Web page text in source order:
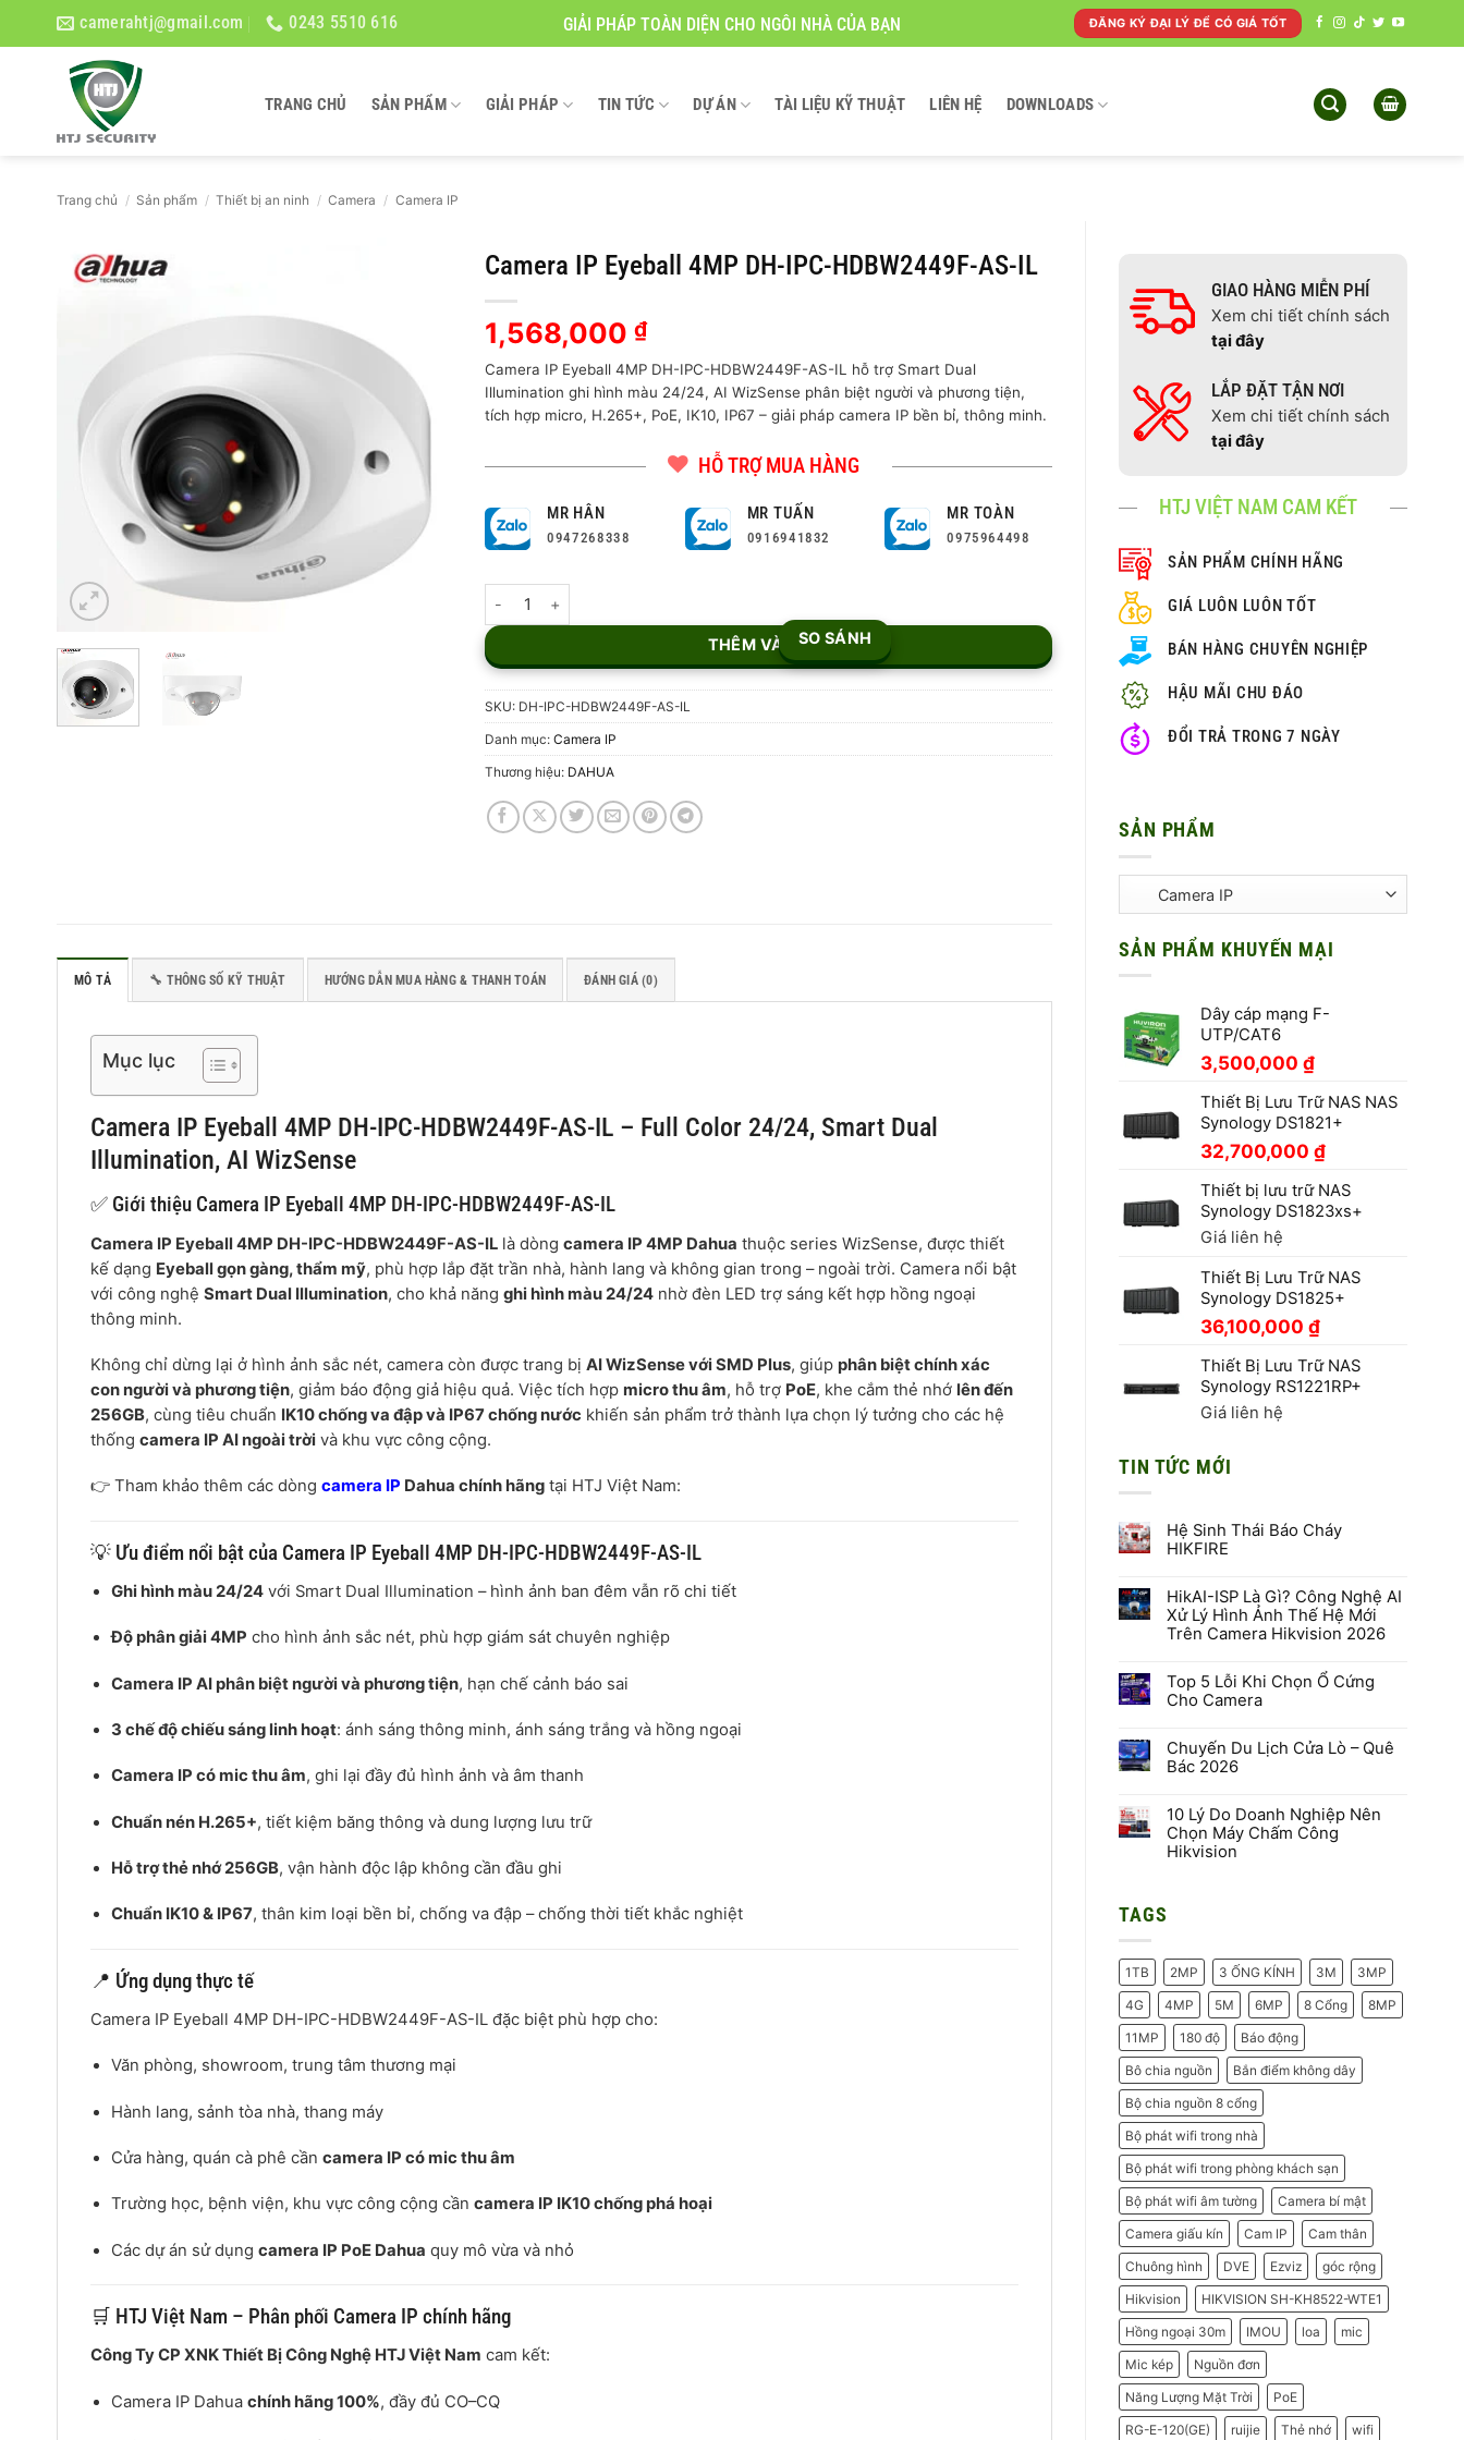
camerahtj@gmail.com 0243 5510 616 GIẢI PHÁP TOÀN DIỆN CHO NGÔI NHÀ CỦA BẠN ĐĂNG KÝ ĐẠI LÝ ĐỂ CÓ GIÁ TỐT
TRANG CHỦ SẢN PHẨM GIẢI PHÁP TIN TỨC DỰ ÁN TÀI LIỆU KỸ THUẬT LIÊN HỆ DOWNLOADS
Trang chủ / Sản phẩm / Thiết bị an ninh / Camera / Camera IP
GIAO HÀNG MIỄN PHÍ
Xem chi tiết chính sách
tại đây
LẮP ĐẶT TẬN NƠI
Xem chi tiết chính sách
tại đây
HTJ VIỆT NAM CAM KẾT
SẢN PHẨM CHÍNH HÃNG
GIÁ LUÔN LUÔN TỐT
BÁN HÀNG CHUYÊN NGHIỆP
HẬU MÃI CHU ĐÁO
ĐỔI TRẢ TRONG 7 NGÀY
SẢN PHẨM
SẢN PHẨM KHUYẾN MẠI
Dây cáp mạng F-
UTP/CAT6
3,500,000 ₫
Thiết Bị Lưu Trữ NAS NAS
Synology DS1821+
32,700,000 ₫
Thiết bị lưu trữ NAS
Synology DS1823xs+
Giá liên hệ
Thiết Bị Lưu Trữ NAS
Synology DS1825+
36,100,000 ₫
Thiết Bị Lưu Trữ NAS
Synology RS1221RP+
Giá liên hệ
TIN TỨC MỚI
Hệ Sinh Thái Báo Cháy
HIKFIRE
bình
luận
ở
Hệ
Báo
Cháy
HIKFIRE
HikAI-ISP Là Gì? Công Nghệ AI
Xử Lý Hình Ảnh Thế Hệ Mới
Trên Camera Hikvision 2026
bình
luận
ở
Là
Gì?
Công
Xử
Lý
Hình
Ảnh
Camera
Top 5 Lỗi Khi Chọn Ổ Cứng
Cho Camera
bình
luận
ở
Lỗi
Khi
Chọn
Ổ
Chuyến Du Lịch Cửa Lò – Quê
Bác 2026
bình
luận
ở
Chuyến
–
2026
10 Lý Do Doanh Nghiệp Nên
Chọn Máy Chấm Công
Hikvision
ở
Do
Doanh
Nghiệp
Nên
Chọn
Máy
Chấm
Công
Hikvision
TAGS
1TB 2MP 3 ỐNG KÍNH 3M
3MP
4G
4MP 5M 6MP 8 Cổng
8MP
11MP
180 độ
Báo động
Bô chia nguồn
Bắn điểm không dây
Bộ chia nguồn 8 cổng
Bộ phát wifi trong nhà
Bộ phát wifi trong phòng khách sạn
Bộ phát wifi âm tường
Camera bí mật
Camera giấu kín
Cam IP
Cam thân
Chuông hình
DVE Ezviz
góc rộng
Hikvision
HIKVISION SH-KH8522-WTE1
Hồng ngoại 30m
IMOU loa
mic
Mic kép
Nguồn đơn
Năng Lượng Mặt Trời
PoE
RG-E-120(GE)
ruijie Thẻ nhớ
wifi
Camera IP Eyeball 4MP DH-IPC-HDBW2449F-AS-IL
1,568,000₫
Camera IP Eyeball 4MP DH-IPC-HDBW2449F-AS-IL hỗ trợ Smart Dual
Illumination ghi hình màu 24/24, AI WizSense phân biệt người và phương tiện,
tích hợp micro, H.265+, PoE, IK10, IP67 – giải pháp camera IP bền bỉ, thông minh.
HỖ TRỢ MUA HÀNG
MR HÂN
0947268338
MR TUẤN
0916941832
MR TOÀN
0975964498
Camera IP Eyeball 4MP DH-IPC-HDBW2449F-AS-IL số lượng
THÊM VÀO GIỎSO SÁNH
SKU: DH-IPC-HDBW2449F-AS-IL
Danh mục:Camera IP
Thương hiệu: DAHUA
MÔ TẢ 🔧 THÔNG SỐ KỸ THUẬT HƯỚNG DẪN MUA HÀNG & THANH TOÁN ĐÁNH GIÁ (0)
Mục lục
Camera IP Eyeball 4MP DH-IPC-HDBW2449F-AS-IL – Full Color 24/24, Smart Dual
Illumination, AI WizSense
✅ Giới thiệu Camera IP Eyeball 4MP DH-IPC-HDBW2449F-AS-IL
Camera IP Eyeball 4MP DH-IPC-HDBW2449F-AS-IL là dòng camera IP 4MP Dahua thuộc series WizSense, được thiết
kế dạng Eyeball gọn gàng, thẩm mỹ, phù hợp lắp đặt trần nhà, hành lang và không gian trong – ngoài trời. Camera nổi bật
với công nghệ Smart Dual Illumination, cho khả năng ghi hình màu 24/24 nhờ đèn LED trợ sáng kết hợp hồng ngoại
thông minh.
Không chỉ dừng lại ở hình ảnh sắc nét, camera còn được trang bị AI WizSense với SMD Plus, giúp phân biệt chính xác
con người và phương tiện, giảm báo động giả hiệu quả. Việc tích hợp micro thu âm, hỗ trợ PoE, khe cắm thẻ nhớ lên đến
256GB, cùng tiêu chuẩn IK10 chống va đập và IP67 chống nước khiến sản phẩm trở thành lựa chọn lý tưởng cho các hệ
thống camera IP AI ngoài trời và khu vực công cộng.
👉 Tham khảo thêm các dòng camera IP Dahua chính hãng tại HTJ Việt Nam:
💡 Ưu điểm nổi bật của Camera IP Eyeball 4MP DH-IPC-HDBW2449F-AS-IL
Ghi hình màu 24/24 với Smart Dual Illumination – hình ảnh ban đêm vẫn rõ chi tiết
Độ phân giải 4MP cho hình ảnh sắc nét, phù hợp giám sát chuyên nghiệp
Camera IP AI phân biệt người và phương tiện, hạn chế cảnh báo sai
3 chế độ chiếu sáng linh hoạt: ánh sáng thông minh, ánh sáng trắng và hồng ngoại
Camera IP có mic thu âm, ghi lại đầy đủ hình ảnh và âm thanh
Chuẩn nén H.265+, tiết kiệm băng thông và dung lượng lưu trữ
Hỗ trợ thẻ nhớ 256GB, vận hành độc lập không cần đầu ghi
Chuẩn IK10 & IP67, thân kim loại bền bỉ, chống va đập – chống thời tiết khắc nghiệt
📍 Ứng dụng thực tế
Camera IP Eyeball 4MP DH-IPC-HDBW2449F-AS-IL đặc biệt phù hợp cho:
Văn phòng, showroom, trung tâm thương mại
Hành lang, sảnh tòa nhà, thang máy
Cửa hàng, quán cà phê cầncamera IP có mic thu âm
Trường học, bệnh viện, khu vực công cộng cầncamera IP IK10 chống phá hoại
Các dự án sử dụngcamera IP PoE Dahua quy mô vừa và nhỏ
🛒 HTJ Việt Nam – Phân phối Camera IP chính hãng
Công Ty CP XNK Thiết Bị Công Nghệ HTJ Việt Nam cam kết:
Camera IP Dahuachính hãng 100%, đầy đủ CO–CQ